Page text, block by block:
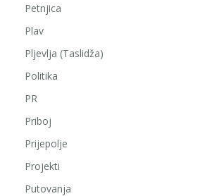
Petnjica
Plav
Pljevlja (Taslidža)
Politika
PR
Priboj
Prijepolje
Projekti
Putovanja